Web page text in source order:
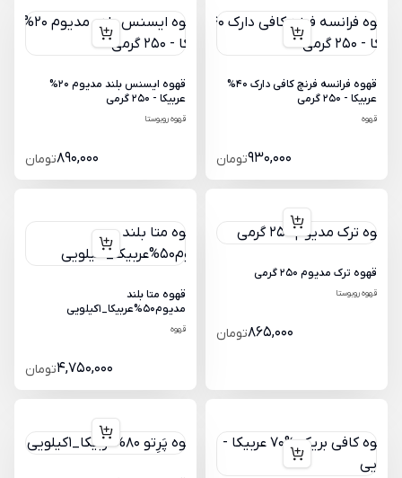
قهوه فرانسه فرنچ کافی دارک 40%
عربیکا - 250 گرمی
قهوه
930,000تومان
قهوه ایسنس بلند مدیوم 20%
عربیکا - 250 گرمی
قهوه روبوستا
890,000تومان
قهوه ترک مدیوم 250 گرمی
قهوه روبوستا
865,000تومان
قهوه متا بلند
مدیوم50%عربیکا_1کیلویی
قهوه
4,750,000تومان